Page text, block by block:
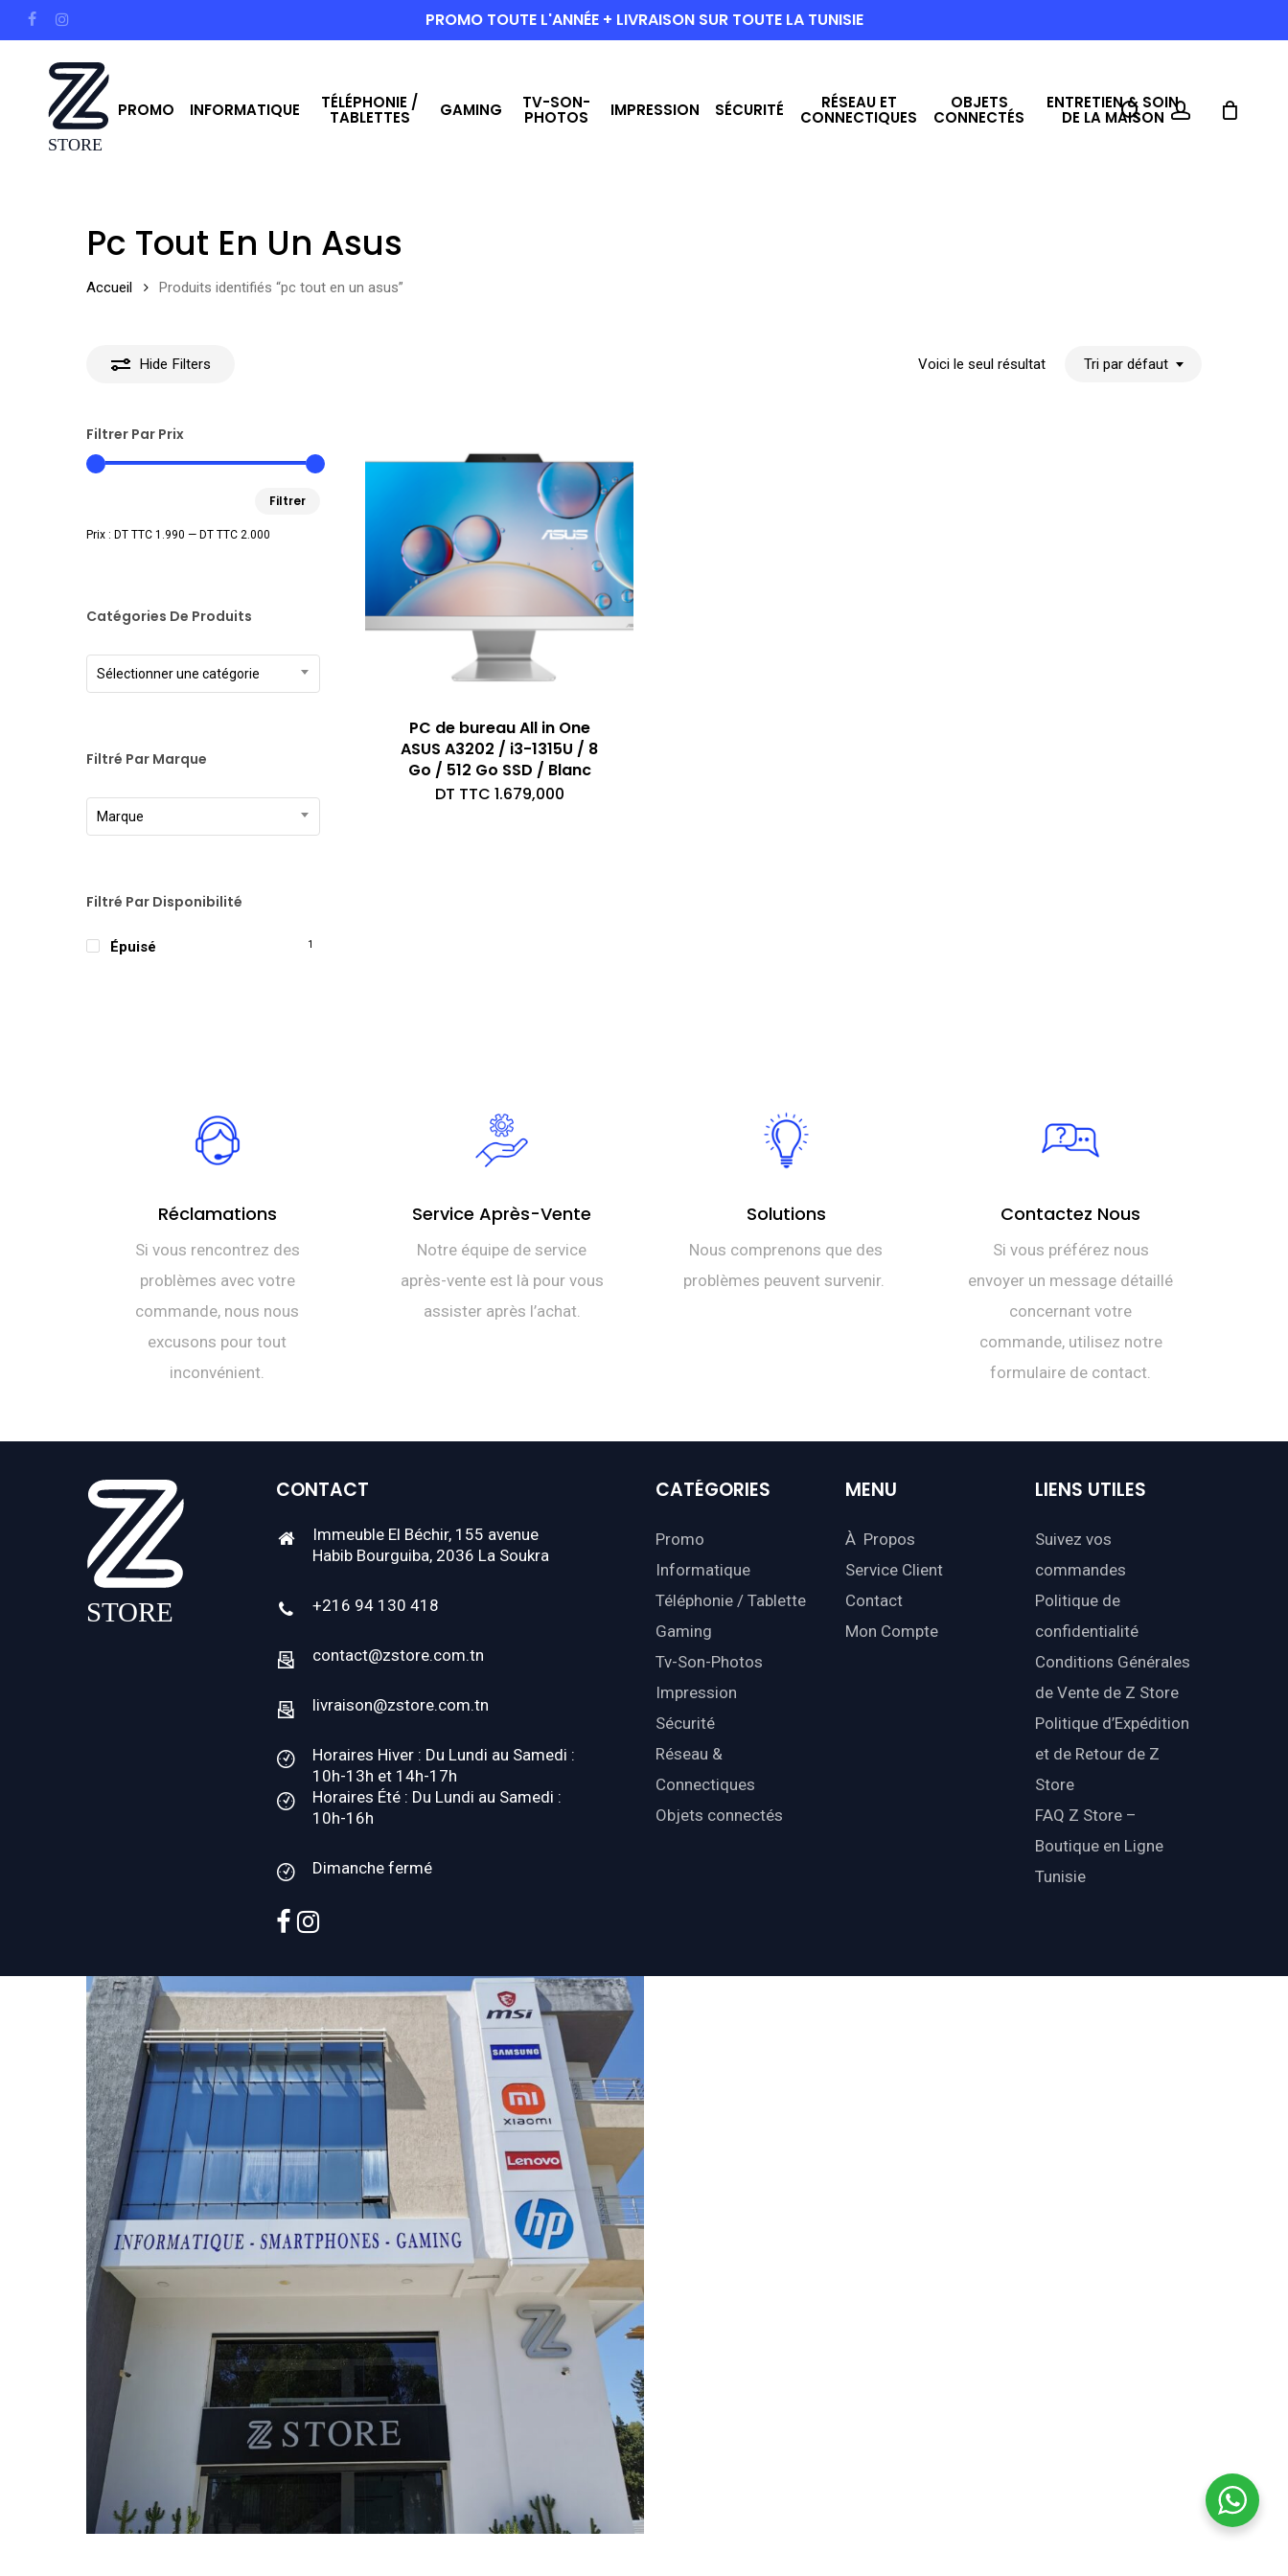
to
facebookinstagram PROMO TOUTE L'ANNÉE + LIVRAISON SUR TOUTE LA TUNISIE
PROMO INFORMATIQUE TÉLÉPHONIE /
TABLETTES GAMING TV-SON-
PHOTOS IMPRESSION SÉCURITÉ RÉSEAU ET
CONNECTIQUES
OBJETS
CONNECTÉS
ENTRETIEN & SOIN
DE LA MAISONsearchaccount
Pc Tout En Un Asus
Accueil Produits identifiés “pc tout en un asus”
Hide Filters Voici le seul résultat Tri par défaut
Filtrer Par Prix
Filtrer
Prix : DT TTC 1.990 — DT TTC 2.000
Catégories De Produits
Sélectionner une catégorie
Filtré Par Marque
Marque
Filtré Par Disponibilité
Épuisé 1
PC de bureau All in One
ASUS A3202 / i3-1315U / 8
Go / 512 Go SSD / Blanc
DT TTC 1.679,000
Réclamations
Si vous rencontrez des
problèmes avec votre
commande, nous nous
excusons pour tout
inconvénient.
Service Après-Vente
Notre équipe de service
après-vente est là pour vous
assister après l’achat.
Solutions
Nous comprenons que des
problèmes peuvent survenir.
Contactez Nous
Si vous préférez nous
envoyer un message détaillé
concernant votre
commande, utilisez notre
formulaire de contact.
CONTACT
Immeuble El Béchir, 155 avenue
Habib Bourguiba, 2036 La Soukra
+216 94 130 418
contact@zstore.com.tn
livraison@zstore.com.tn
Horaires Hiver : Du Lundi au Samedi :
10h-13h et 14h-17h
Horaires Été : Du Lundi au Samedi :
10h-16h
Dimanche fermé
facebook
instagram
CATÉGORIES
Promo
Informatique
Téléphonie / Tablette
Gaming
Tv-Son-Photos
Impression
Sécurité
Réseau &
Connectiques
Objets connectés
MENU
À Propos
Service Client
Contact
Mon Compte
LIENS UTILES
Suivez vos
commandes
Politique de
confidentialité
Conditions Générales
de Vente de Z Store
Politique d’Expédition
et de Retour de Z
Store
FAQ Z Store –
Boutique en Ligne
Tunisie